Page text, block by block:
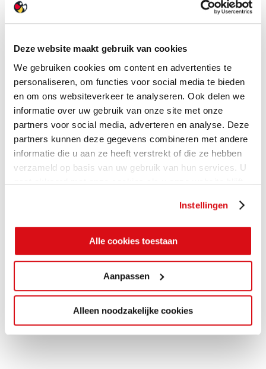
Deze website maakt gebruik van cookies
We gebruiken cookies om content en advertenties te
personaliseren, om functies voor social media te bieden
en om ons websiteverkeer te analyseren. Ook delen we
informatie over uw gebruik van onze site met onze
partners voor social media, adverteren en analyse. Deze
partners kunnen deze gegevens combineren met andere
informatie die u aan ze heeft verstrekt of die ze hebben
verzameld op basis van uw gebruik van hun services. U
gaat akkoord met onze cookies als u onze website blijft
Instellingen
Alle cookies toestaan
Aanpassen
Alleen noodzakelijke cookies